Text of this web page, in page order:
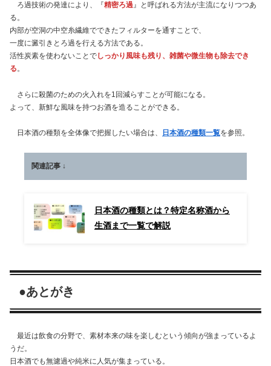
ろ過技術の発達により、『精密ろ過』と呼ばれる方法が主流になりつつあ
る。
内部が空洞の中空糸繊維でできたフィルターを通すことで、
一度に澱引きとろ過を行える方法である。
活性炭素を使わないことでしっかり風味も残り、雑菌や微生物も除去でき
る。
さらに殺菌のための火入れを1回減らすことが可能になる。
よって、新鮮な風味を持つお酒を造ることができる。
日本酒の種類を全体像で把握したい場合は、 日本酒の種類一覧を参照。
関連記事 ↓
日本酒の種類とは？特定名称酒から
生酒まで一覧で解説
●あとがき
最近は飲食の分野で、素材本来の味を楽しむという傾向が強まっているよ
うだ。
日本酒でも無濾過や純米に人気が集まっている。